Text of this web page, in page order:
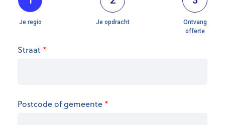
de openingsuren.
Straat *
Postcode of gemeente *